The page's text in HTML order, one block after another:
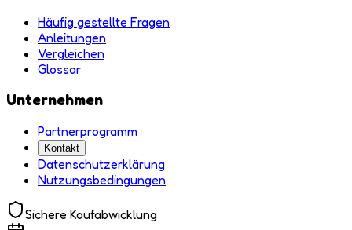
Häufig gestellte Fragen
Anleitungen
Vergleichen
Glossar
Unternehmen
Partnerprogramm
Kontakt
Datenschutzerklärung
Nutzungsbedingungen
Sichere Kaufabwicklung